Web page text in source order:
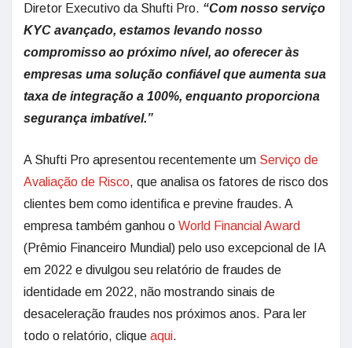
Diretor Executivo da Shufti Pro. “Com nosso serviço
KYC avançado, estamos levando nosso
compromisso ao próximo nível, ao oferecer às
empresas uma solução confiável que aumenta sua
taxa de integração a 100%, enquanto proporciona
segurança imbatível.”
A Shufti Pro apresentou recentemente um Serviço de
Avaliação de Risco, que analisa os fatores de risco dos
clientes bem como identifica e previne fraudes. A
empresa também ganhou o World Financial Award
(Prêmio Financeiro Mundial) pelo uso excepcional de IA
em 2022 e divulgou seu relatório de fraudes de
identidade em 2022, não mostrando sinais de
desaceleração fraudes nos próximos anos. Para ler
todo o relatório, clique aqui.